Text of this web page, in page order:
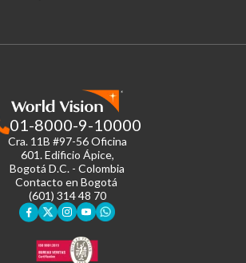
01-8000-9-10000
Cra. 11B #97-56 Oficina
601.Edificio Ápice,
Bogotá D.C. - Colombia
Contacto en Bogotá
(601) 314 48 70